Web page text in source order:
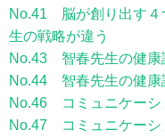
No.41 脳が創り出す４
生の戦略が違う
No.43 智春先生の健康
No.44 智春先生の健康
No.46 コミュニケーシ
No.47 コミュニケーシ